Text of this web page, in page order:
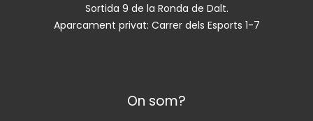
Sortida 9 de la Ronda de Dalt.
Aparcament privat: Carrer dels Esports 1-7
On som?